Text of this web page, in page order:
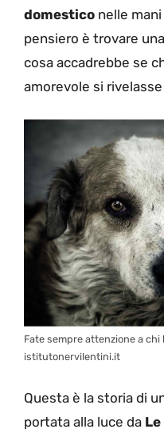
domestico nelle
pensiero è trovare
cosa accadrebbe se
amorevole si
Fate sempre attenzione a
istitutonervilentini.it
Questa è la storia di
portata alla luce da